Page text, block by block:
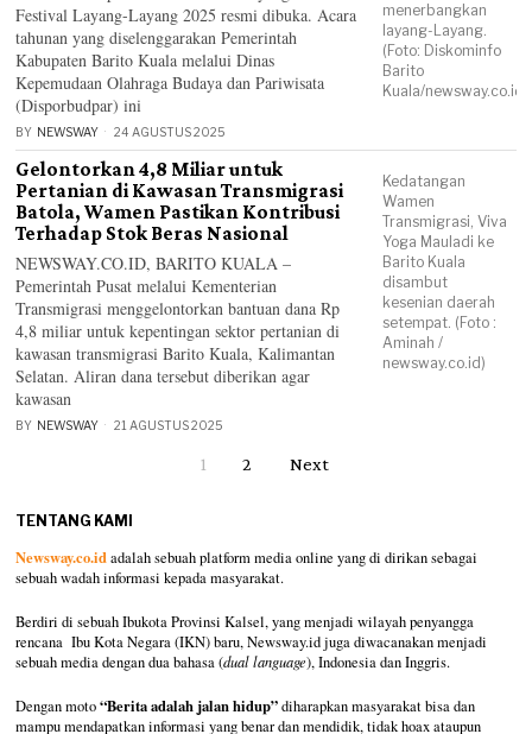
menerbangkan
layang-Layang.
(Foto: Diskominfo
Barito
Kuala/newsway.co.id).
Festival Layang-Layang 2025 resmi dibuka. Acara
tahunan yang diselenggarakan Pemerintah
Kabupaten Barito Kuala melalui Dinas
Kepemudaan Olahraga Budaya dan Pariwisata
(Disporbudpar) ini
BY NEWSWAY 24 AGUSTUS 2025
Kedatangan
Wamen
Transmigrasi, Viva
Yoga Mauladi ke
Barito Kuala
disambut
kesenian daerah
setempat. (Foto :
Aminah /
newsway.co.id)
Gelontorkan 4,8 Miliar untuk
Pertanian di Kawasan Transmigrasi
Batola, Wamen Pastikan Kontribusi
Terhadap Stok Beras Nasional
NEWSWAY.CO.ID, BARITO KUALA –
Pemerintah Pusat melalui Kementerian
Transmigrasi menggelontorkan bantuan dana Rp
4,8 miliar untuk kepentingan sektor pertanian di
kawasan transmigrasi Barito Kuala, Kalimantan
Selatan. Aliran dana tersebut diberikan agar
kawasan
BY NEWSWAY 21 AGUSTUS 2025
1 2 Next
TENTANG KAMI
Newsway.co.idadalah sebuah platform media online yang di dirikan sebagai
sebuah wadah informasi kepada masyarakat.
Berdiri di sebuah Ibukota Provinsi Kalsel, yang menjadi wilayah penyangga
rencana Ibu Kota Negara (IKN) baru, Newsway.id juga diwacanakan menjadi
sebuah media dengan dua bahasa (dual language), Indonesia dan Inggris.
Dengan moto“Berita adalah jalan hidup”diharapkan masyarakat bisa dan
mampu mendapatkan informasi yang benar dan mendidik, tidak hoax ataupun